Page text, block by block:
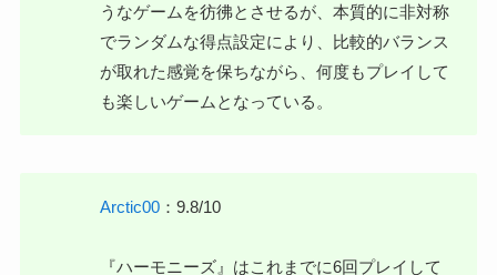
うなゲームを彷彿とさせるが、本質的に非対称
でランダムな得点設定により、比較的バランス
が取れた感覚を保ちながら、何度もプレイして
も楽しいゲームとなっている。
Arctic00 ：9.8/10
『ハーモニーズ』はこれまでに6回プレイして